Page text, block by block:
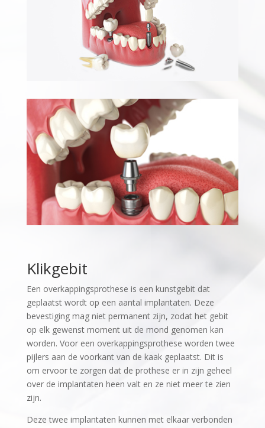
Klikgebit
Een overkappingsprothese is een kunstgebit dat
geplaatst wordt op een aantal implantaten. Deze
bevestiging mag niet permanent zijn, zodat het gebit
op elk gewenst moment uit de mond genomen kan
worden. Voor een overkappingsprothese worden twee
pijlers aan de voorkant van de kaak geplaatst. Dit is
om ervoor te zorgen dat de prothese er in zijn geheel
over de implantaten heen valt en ze niet meer te zien
zijn.
Deze twee implantaten kunnen met elkaar verbonden